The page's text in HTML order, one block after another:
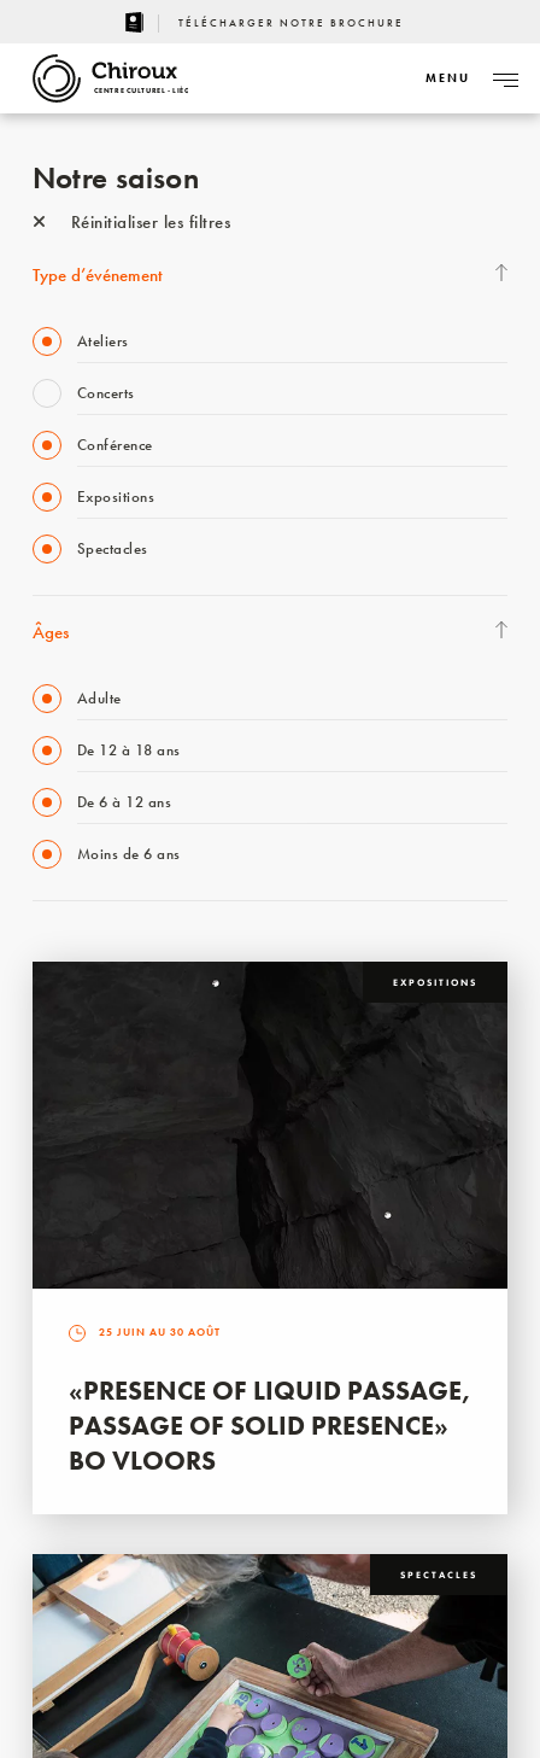
TÉLÉCHARGER NOTRE BROCHURE
CENTRE CULTUREL - LIÈGE
MENU
Notre saison
Réinitialiser les filtres
Type d’événement
Ateliers
Concerts
Conférence
Expositions
Spectacles
Âges
Adulte
De 12 à 18 ans
De 6 à 12 ans
Moins de 6 ans
EXPOSITIONS
25 JUIN AU 30 AOÛT
«PRESENCE OF LIQUID PASSAGE,
PASSAGE OF SOLID PRESENCE»
BO VLOORS
SPECTACLES